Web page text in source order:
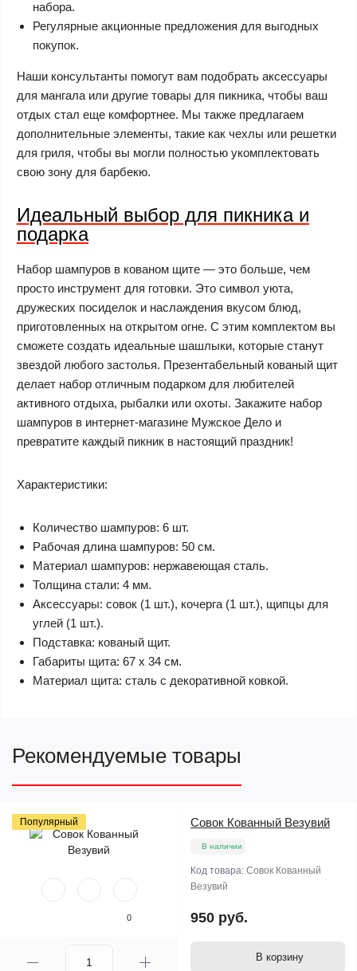
набора.
Регулярные акционные предложения для выгодных
покупок.
Наши консультанты помогут вам подобрать аксессуары
для мангала или другие товары для пикника, чтобы ваш
отдых стал еще комфортнее. Мы также предлагаем
дополнительные элементы, такие как чехлы или решетки
для гриля, чтобы вы могли полностью укомплектовать
свою зону для барбекю.
Идеальный выбор для пикника и
подарка
Набор шампуров в кованом щите — это больше, чем
просто инструмент для готовки. Это символ уюта,
дружеских посиделок и наслаждения вкусом блюд,
приготовленных на открытом огне. С этим комплектом вы
сможете создать идеальные шашлыки, которые станут
звездой любого застолья. Презентабельный кованый щит
делает набор отличным подарком для любителей
активного отдыха, рыбалки или охоты. Закажите набор
шампуров в интернет-магазине Мужское Дело и
превратите каждый пикник в настоящий праздник!
Характеристики:
Количество шампуров: 6 шт.
Рабочая длина шампуров: 50 см.
Материал шампуров: нержавеющая сталь.
Толщина стали: 4 мм.
Аксессуары: совок (1 шт.), кочерга (1 шт.), щипцы для
углей (1 шт.).
Подставка: кованый щит.
Габариты щита: 67 х 34 см.
Материал щита: сталь с декоративной ковкой.
Рекомендуемые товары
Популярный
0
Совок Кованный Везувий
В наличии
Код товара: Совок Кованный
Везувий
950 руб.
В корзину